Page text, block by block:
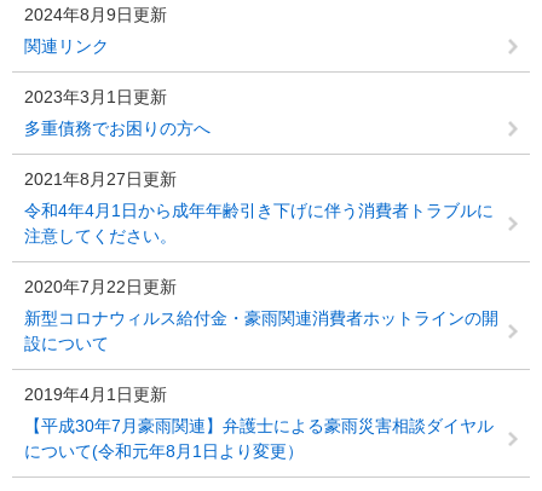
2024年8月9日更新
関連リンク
2023年3月1日更新
多重債務でお困りの方へ
2021年8月27日更新
令和4年4月1日から成年年齢引き下げに伴う消費者トラブルに
注意してください。
2020年7月22日更新
新型コロナウィルス給付金・豪雨関連消費者ホットラインの開
設について
2019年4月1日更新
【平成30年7月豪雨関連】弁護士による豪雨災害相談ダイヤル
について(令和元年8月1日より変更）